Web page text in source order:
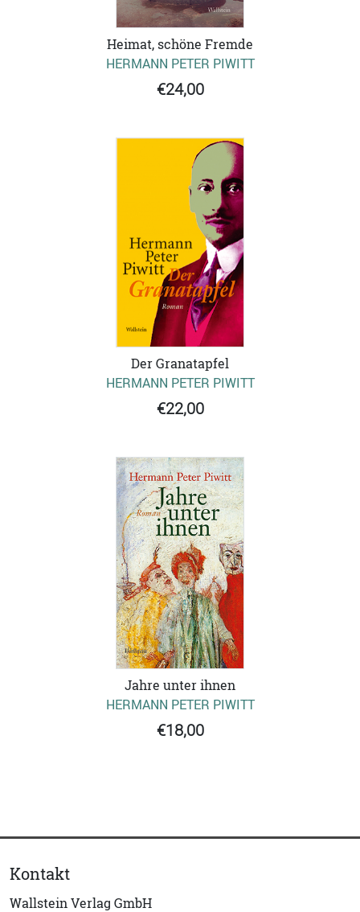
Heimat, schöne Fremde
HERMANN PETER PIWITT
€24,00
Der Granatapfel
HERMANN PETER PIWITT
€22,00
Jahre unter ihnen
HERMANN PETER PIWITT
€18,00
Kontakt
Wallstein Verlag GmbH